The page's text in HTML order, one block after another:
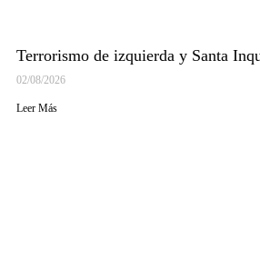
Terrorismo de izquierda y Santa
02/08/2026
Leer Más